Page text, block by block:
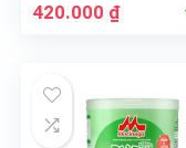
420.000 ₫